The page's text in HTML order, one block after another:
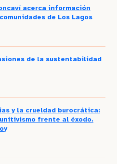
acerca información
de Los Lagos
de la sustentabilidad
y la crueldad burocrática:
frente al éxodo.